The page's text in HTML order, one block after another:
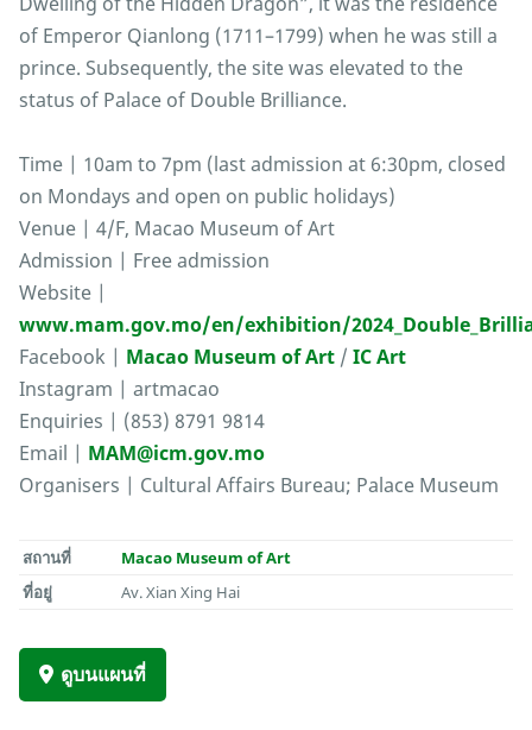
of Emperor Qianlong (1711–1799) when he was still a
prince. Subsequently, the site was elevated to the
status of Palace of Double Brilliance.
Time | 10am to 7pm (last admission at 6:30pm, closed
on Mondays and open on public holidays)
Venue | 4/F, Macao Museum of Art
Admission | Free admission
Website |
www.mam.gov.mo/en/exhibition/
Facebook | Macao Museum of Art / IC Art
Instagram | artmacao
Enquiries | (853) 8791 9814
Email | MAM@icm.gov.mo
Organisers | Cultural Affairs Bureau; Palace Museum
สถานที่
Macao Museum of Art
ที่อยู่
Av. Xian Xing Hai
ดูบนแผนที่